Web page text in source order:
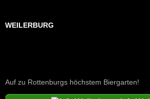
WEILERBURG
Auf zu Rottenburgs höchstem Biergarten!